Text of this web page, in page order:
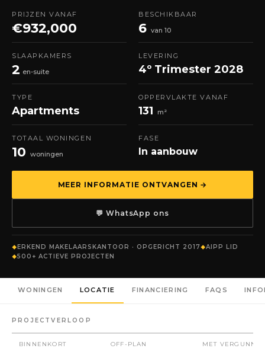
PRIJZEN VANAF
€932,000
BESCHIKBAAR
6 van 10
SLAAPKAMERS
2 en-suite
LEVERING
4º Trimester 2028
TYPE
Apartments
OPPERVLAKTE VANAF
131 m²
TOTAAL WONINGEN
10 woningen
FASE
In aanbouw
MEER INFORMATIE ONTVANGEN →
💬 WhatsApp ons
ERKEND MAKELAARSKANTOOR · OPGERICHT 2017
AIPP LID
500+ ACTIEVE PROJECTEN
WONINGEN LOCATIE FINANCIERING FAQS
PROJECTVERLOOP
BINNENKORT OFF-PLAN MET